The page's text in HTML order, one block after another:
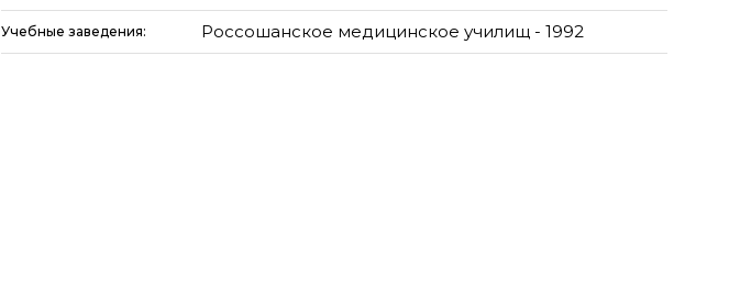
Учебные заведения: Россошанское медицинское училищ - 1992